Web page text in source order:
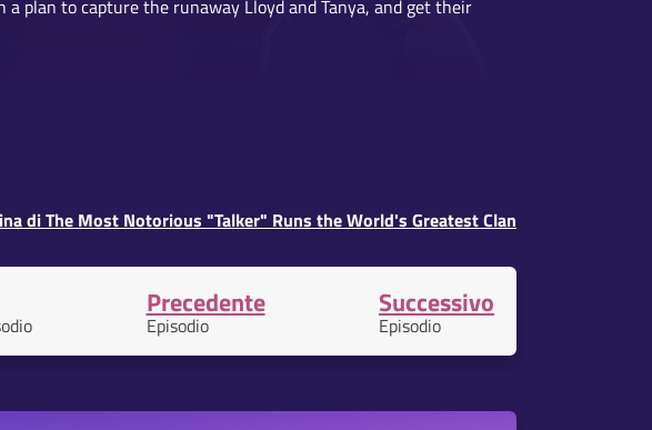
plan to capture the runaway Lloyd and Tanya, and get their
di The Most Notorious "Talker" Runs the World's Greatest Clan
Precedente
Episodio
Successivo
Episodio